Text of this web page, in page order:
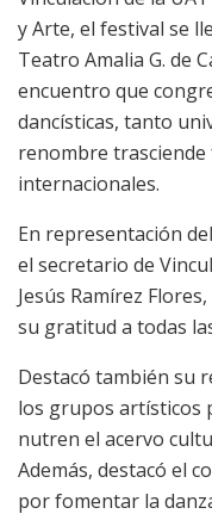
y Arte, el festival se
Teatro Amalia G. de
encuentro que
dancísticas, tanto
renombre
internacionales.
En representación
el secretario de
Jesús Ramírez
su gratitud a todas
Destacó también su
los grupos artísticos
nutren el acervo
Además, destacó el
por fomentar la